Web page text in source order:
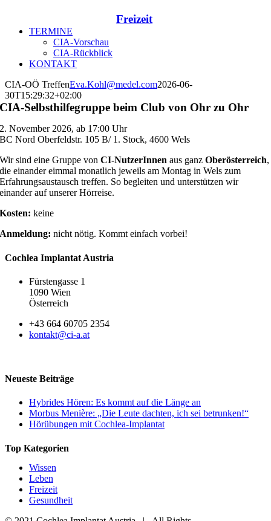
Freizeit
TERMINE
CIA-Vorschau
CIA-Rückblick
KONTAKT
CIA-OÖ TreffenEva.Kohl@medel.com2026-06-
30T15:29:32+02:00
CIA-Selbsthilfegruppe beim Club von Ohr zu Ohr
2. November 2026, ab 17:00 Uhr
BC Nord Oberfeldstr. 105 B/ 1. Stock, 4600 Wels
Wir sind eine Gruppe vonCI-NutzerInnenaus ganz Oberösterreich,
die einander eimmal monatlich jeweils am Montag in Wels zum
Erfahrungsaustausch treffen. So begleiten und unterstützen wir
einander auf unserer Hörreise.
Kosten: keine
Anmeldung: nicht nötig. Kommt einfach vorbei!
Cochlea Implantat Austria
Fürstengasse 1
1090 Wien
Österreich
+43 664 60705 2354
kontakt@ci-a.at
Neueste Beiträge
Hybrides Hören: Es kommt auf die Länge an
Morbus Menière: „Die Leute dachten, ich sei betrunken!“
Hörübungen mit Cochlea-Implantat
Top Kategorien
Wissen
Leben
Freizeit
Gesundheit